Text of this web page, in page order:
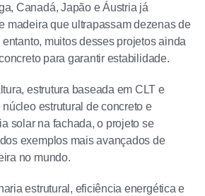
Canadá, Japão e Áustria já
madeira que ultrapassam dezenas de
muitos desses projetos ainda
para garantir estabilidade.
estrutura baseada em CLT e
estrutural de concreto e
solar na fachada, o projeto se
exemplos mais avançados de
no mundo.
estrutural, eficiência energética e